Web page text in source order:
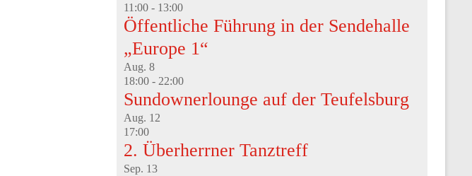
11:00 - 13:00
Öffentliche Führung in der Sendehalle
„Europe 1“
Aug. 8
18:00 - 22:00
Sundownerlounge auf der Teufelsburg
Aug. 12
17:00
2. Überherrner Tanztreff
Sep. 13